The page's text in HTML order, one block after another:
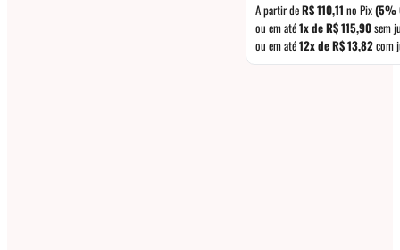
A partir deR$110,11 no Pix(5%
ou em até1x deR$115,90sem
ou em até12x deR$13,82com